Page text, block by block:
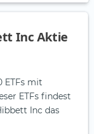
Inc Aktie
ETFs mit
ETFs findest
Inc das